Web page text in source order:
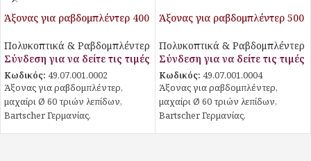
Άξονας για ραβδομπλέντερ 400
Πολυκοπτικά & Ραβδομπλέντερ
Σύνδεση για να δείτε τις τιμές
Κωδικός: 49.07.001.0002
Άξονας για ραβδομπλέντερ,
μαχαίρι Ø 60 τριών λεπίδων,
Bartscher Γερμανίας.
Άξονας για ραβδομπλέντερ 500
Πολυκοπτικά & Ραβδομπλέντερ
Σύνδεση για να δείτε τις τιμές
Κωδικός: 49.07.001.0004
Άξονας για ραβδομπλέντερ,
μαχαίρι Ø 60 τριών λεπίδων,
Bartscher Γερμανίας.